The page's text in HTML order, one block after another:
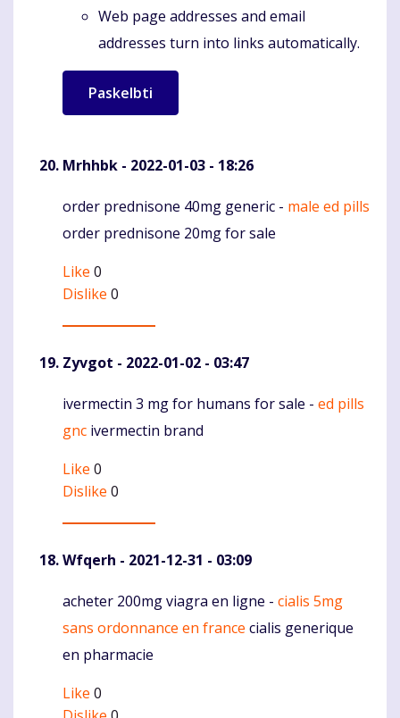
Web page addresses and email
addresses turn into links automatically.
Mrhhbk - 2022-01-03 - 18:26
Komentaras
order prednisone 40mg generic - male ed pills
order prednisone 20mg for sale
Like 0
Dislike 0
Zyvgot - 2022-01-02 - 03:47
Komentaras
ivermectin 3 mg for humans for sale - ed pills
gnc ivermectin brand
Like 0
Dislike 0
Wfqerh - 2021-12-31 - 03:09
Komentaras
acheter 200mg viagra en ligne - cialis 5mg
sans ordonnance en france cialis generique
en pharmacie
Like 0